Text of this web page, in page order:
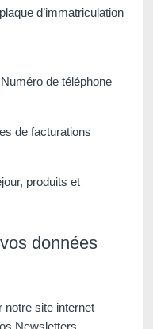
d’immatriculation
de téléphone
de facturations
produits et
données
notre site internet
Newsletters